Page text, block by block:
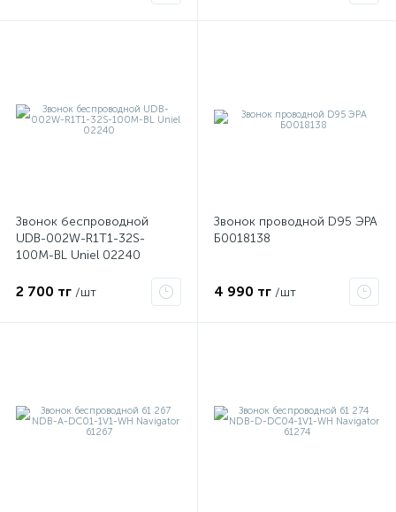
3ААх1.5В Тритон ТР-01Б
Звонок беспроводной
UDB-002W-R1T1-32S-
100M-BL Uniel 02240
2 700 тг /шт
Звонок проводной D95 ЭРА
Б0018138
4 990 тг /шт